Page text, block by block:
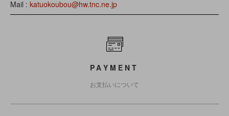
Mail : katuokoubou@hw.tnc.ne.jp
PAYMENT
お支払いについて